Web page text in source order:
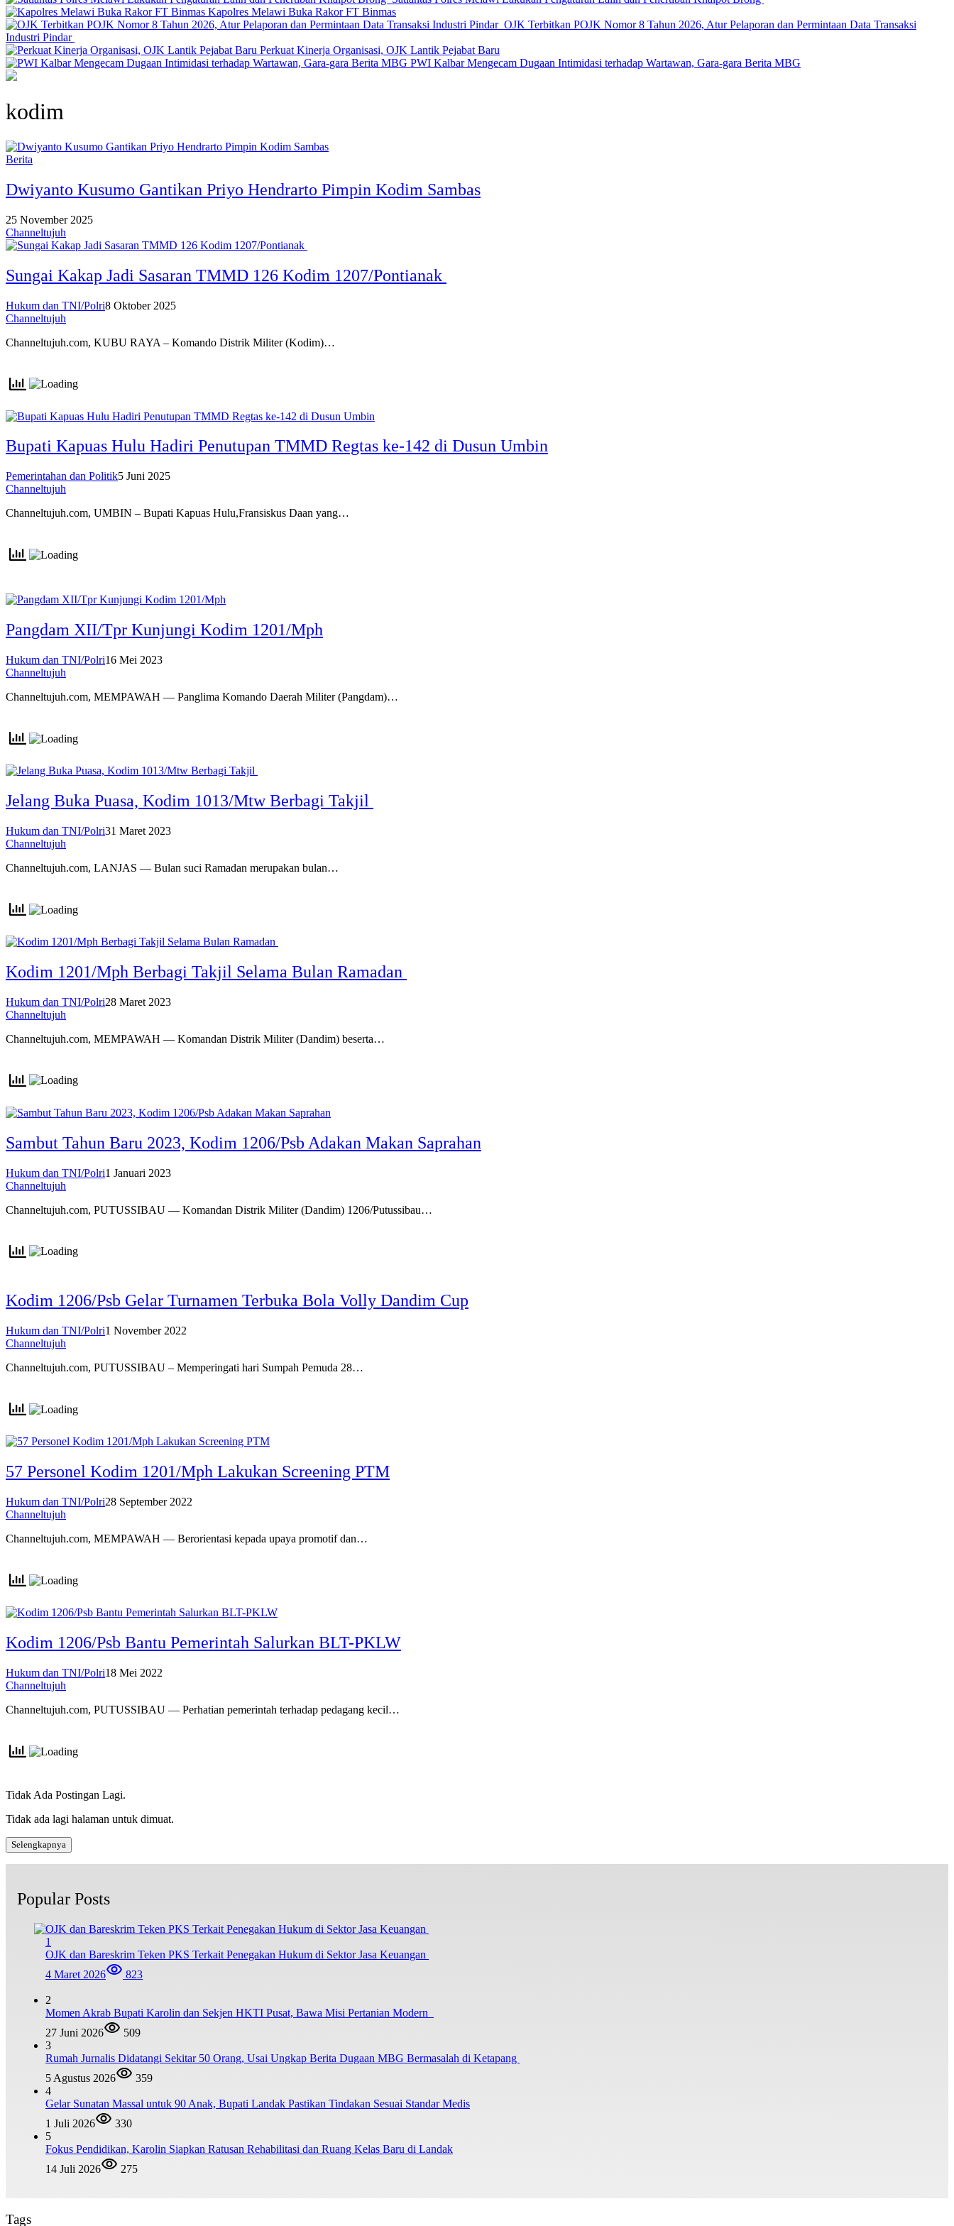
Kapolres Melawi Buka Rakor FT Binmas
OJK Terbitkan POJK Nomor 8 Tahun 2026, Atur Pelaporan dan Permintaan Data Transaksi
Industri Pindar
Perkuat Kinerja Organisasi, OJK Lantik Pejabat Baru
PWI Kalbar Mengecam Dugaan Intimidasi terhadap Wartawan, Gara-gara Berita MBG
kodim
Berita
Dwiyanto Kusumo Gantikan Priyo Hendrarto Pimpin Kodim Sambas
25 November 2025
Channeltujuh
Sungai Kakap Jadi Sasaran TMMD 126 Kodim 1207/Pontianak
Hukum dan TNI/Polri8 Oktober 2025
Channeltujuh
Channeltujuh.com, KUBU RAYA – Komando Distrik Militer (Kodim)…
Bupati Kapuas Hulu Hadiri Penutupan TMMD Regtas ke-142 di Dusun Umbin
Pemerintahan dan Politik5 Juni 2025
Channeltujuh
Channeltujuh.com, UMBIN – Bupati Kapuas Hulu,Fransiskus Daan yang…
Pangdam XII/Tpr Kunjungi Kodim 1201/Mph
Hukum dan TNI/Polri16 Mei 2023
Channeltujuh
Channeltujuh.com, MEMPAWAH — Panglima Komando Daerah Militer (Pangdam)…
Jelang Buka Puasa, Kodim 1013/Mtw Berbagi Takjil
Hukum dan TNI/Polri31 Maret 2023
Channeltujuh
Channeltujuh.com, LANJAS — Bulan suci Ramadan merupakan bulan…
Kodim 1201/Mph Berbagi Takjil Selama Bulan Ramadan
Hukum dan TNI/Polri28 Maret 2023
Channeltujuh
Channeltujuh.com, MEMPAWAH — Komandan Distrik Militer (Dandim) beserta…
Sambut Tahun Baru 2023, Kodim 1206/Psb Adakan Makan Saprahan
Hukum dan TNI/Polri1 Januari 2023
Channeltujuh
Channeltujuh.com, PUTUSSIBAU — Komandan Distrik Militer (Dandim) 1206/Putussibau…
Kodim 1206/Psb Gelar Turnamen Terbuka Bola Volly Dandim Cup
Hukum dan TNI/Polri1 November 2022
Channeltujuh
Channeltujuh.com, PUTUSSIBAU – Memperingati hari Sumpah Pemuda 28…
57 Personel Kodim 1201/Mph Lakukan Screening PTM
Hukum dan TNI/Polri28 September 2022
Channeltujuh
Channeltujuh.com, MEMPAWAH — Berorientasi kepada upaya promotif dan…
Kodim 1206/Psb Bantu Pemerintah Salurkan BLT-PKLW
Hukum dan TNI/Polri18 Mei 2022
Channeltujuh
Channeltujuh.com, PUTUSSIBAU — Perhatian pemerintah terhadap pedagang kecil…
Tidak Ada Postingan Lagi.
Tidak ada lagi halaman untuk dimuat.
Selengkapnya
Popular Posts
1
OJK dan Bareskrim Teken PKS Terkait Penegakan Hukum di Sektor Jasa Keuangan
4 Maret 2026
823
2
Momen Akrab Bupati Karolin dan Sekjen HKTI Pusat, Bawa Misi Pertanian Modern
27 Juni 2026
509
3
Rumah Jurnalis Didatangi Sekitar 50 Orang, Usai Ungkap Berita Dugaan MBG Bermasalah di Ketapang
5 Agustus 2026
359
4
Gelar Sunatan Massal untuk 90 Anak, Bupati Landak Pastikan Tindakan Sesuai Standar Medis
1 Juli 2026
330
5
Fokus Pendidikan, Karolin Siapkan Ratusan Rehabilitasi dan Ruang Kelas Baru di Landak
14 Juli 2026
275
Tags